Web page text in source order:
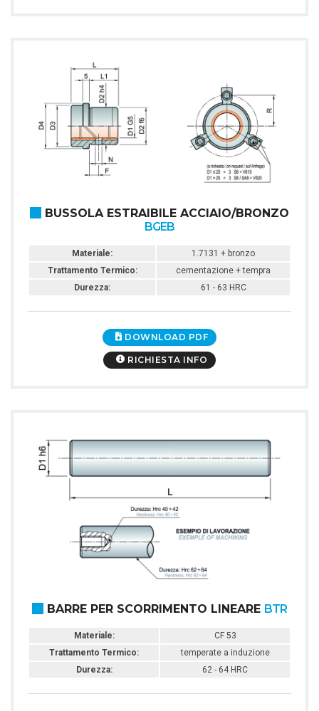
BUSSOLA ESTRAIBILE ACCIAIO/BRONZO
BGEB
Materiale:
1.7131 + bronzo
Trattamento Termico:
cementazione + tempra
Durezza:
61 - 63 HRC
DOWNLOAD PDF
RICHIESTA INFO
BARRE PER SCORRIMENTO LINEARE BTR
Materiale:
CF 53
Trattamento Termico:
temperate a induzione
Durezza:
62 - 64 HRC